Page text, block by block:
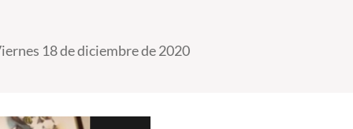
18 de diciembre de 2020